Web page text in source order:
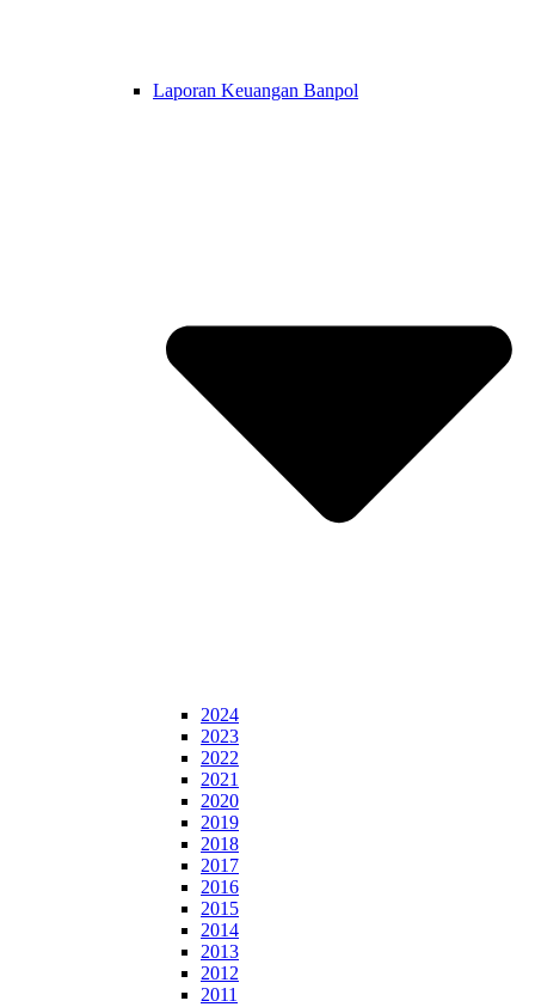
Laporan Keuangan Banpol
2024
2023
2022
2021
2020
2019
2018
2017
2016
2015
2014
2013
2012
2011